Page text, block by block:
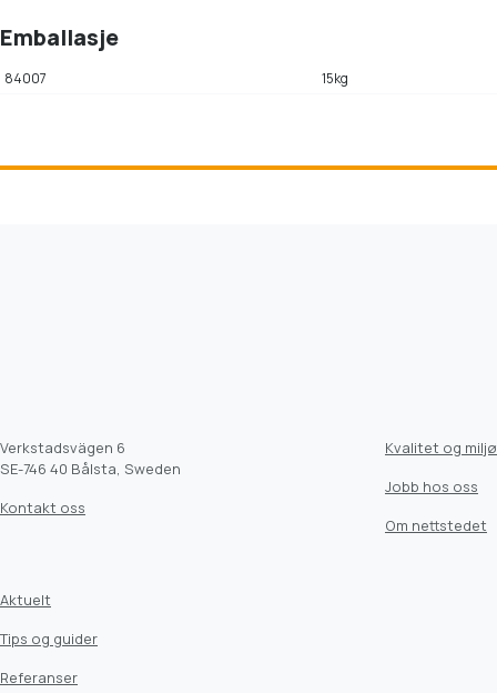
Emballasje
84007 15kg
Verkstadsvägen 6
SE-746 40 Bålsta, Sweden
Kontakt oss
Aktuelt
Tips og guider
Referanser
Kvalitet og miljø
Jobb hos oss
Om nettstedet